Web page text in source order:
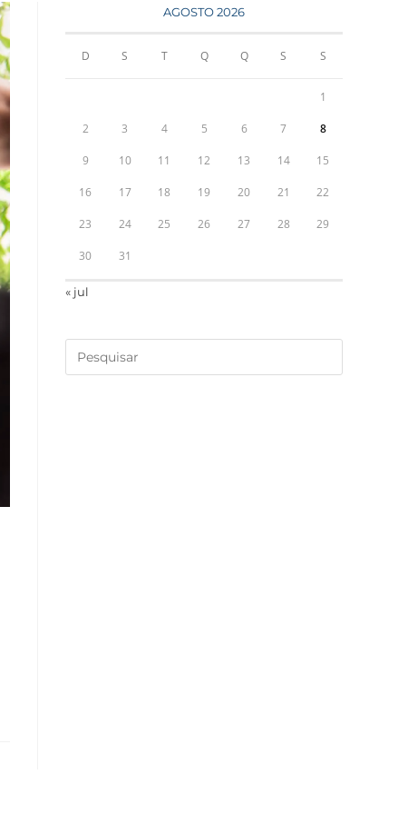
AGOSTO 2026
D S T Q Q S S
1
2 3 4 5 6 7 8
9 10 11 12 13 14 15
16 17 18 19 20 21 22
23 24 25 26 27 28 29
30 31
« jul